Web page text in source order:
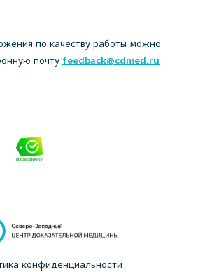
по качеству работы можно
почту feedback@cdmed.ru
конфиденциальности